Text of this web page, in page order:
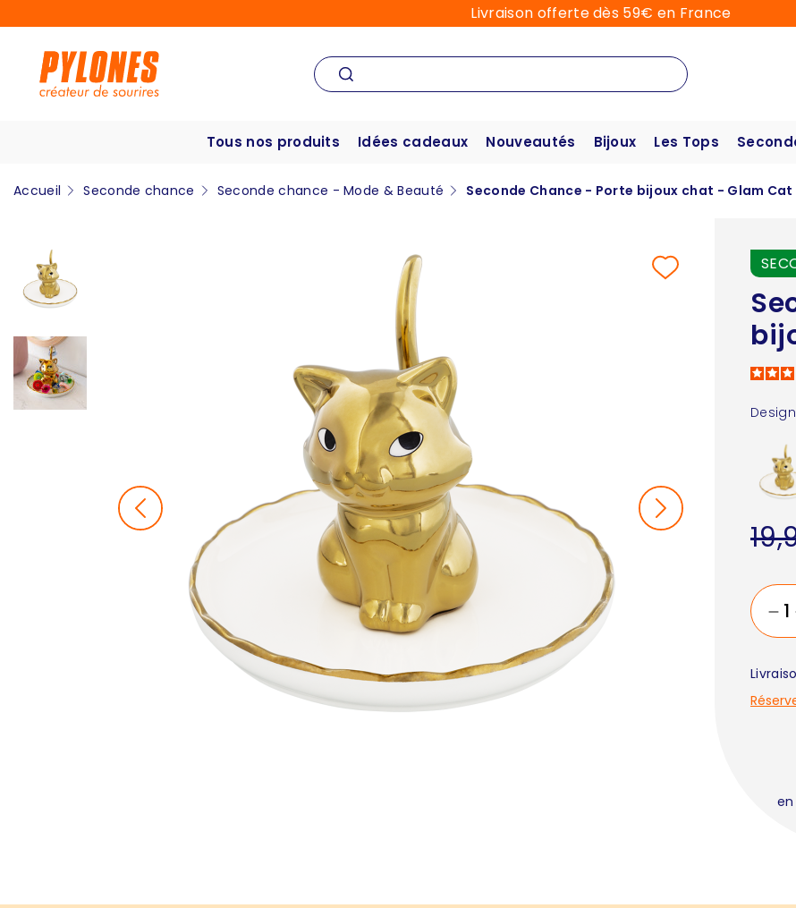
Livraison offerte dès 59€ en France
Tous nos produits Idées cadeaux Nouveautés Bijoux Les Tops
Accueil Seconde chance Seconde chance - Mode & Beauté Seconde Chance - Porte bijoux chat - Glam Cat